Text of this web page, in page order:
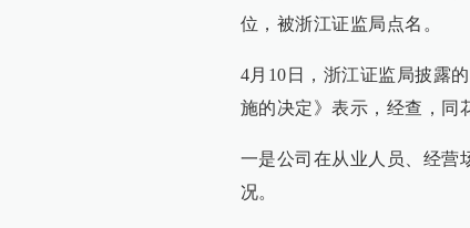
位，被浙江证监局点名。
4月10日，浙江证监局披露
施的决定》表示，经查，同
一是公司在从业人员、经营
况。